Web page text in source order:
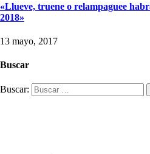
«Llueve, truene o relampaguee
2018»
13 mayo, 2017
Buscar
Buscar: